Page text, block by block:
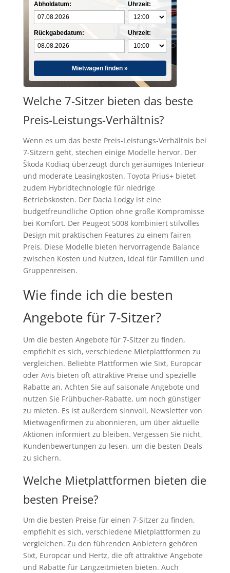
Abholdatum:
Rückgabedatum:
Uhrzeit:
Uhrzeit:
Mietwagen finden »
Welche 7-Sitzer bieten das beste
Preis-Leistungs-Verhältnis?
Wenn es um das beste Preis-Leistungs-Verhältnis bei
7-Sitzern geht, stechen einige Modelle hervor. Der
Škoda Kodiaq überzeugt durch geräumiges Interieur
und moderate Leasingkosten. Toyota Prius+ bietet
zudem Hybridtechnologie für niedrige
Betriebskosten. Der Dacia Lodgy ist eine
budgetfreundliche Option ohne große Kompromisse
bei Komfort. Der Peugeot 5008 kombiniert stilvolles
Design mit praktischen Features zu einem fairen
Preis. Diese Modelle bieten hervorragende Balance
zwischen Kosten und Nutzen, ideal für Familien und
Gruppenreisen.
Wie finde ich die besten
Angebote für 7-Sitzer?
Um die besten Angebote für 7-Sitzer zu finden,
empfiehlt es sich, verschiedene Mietplattformen zu
vergleichen. Beliebte Plattformen wie Sixt, Europcar
oder Avis bieten oft attraktive Preise und spezielle
Rabatte an. Achten Sie auf saisonale Angebote und
nutzen Sie Frühbucher-Rabatte, um noch günstiger
zu mieten. Es ist außerdem sinnvoll, Newsletter von
Mietwagenfirmen zu abonnieren, um über aktuelle
Aktionen informiert zu bleiben. Vergessen Sie nicht,
Kundenbewertungen zu lesen, um die besten Deals
zu sichern.
Welche Mietplattformen bieten die
besten Preise?
Um die besten Preise für einen 7-Sitzer zu finden,
empfiehlt es sich, verschiedene Mietplattformen zu
vergleichen. Zu den führenden Anbietern gehören
Sixt, Europcar und Hertz, die oft attraktive Angebote
und Rabatte für Langzeitmieten bieten. Auch